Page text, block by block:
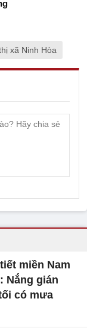
xã Ninh Hòa
miền Nam
Nắng gián
có mưa